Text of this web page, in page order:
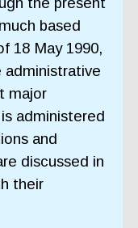
based
18 May 1990,
administrative
major
administered
and
discussed in
their